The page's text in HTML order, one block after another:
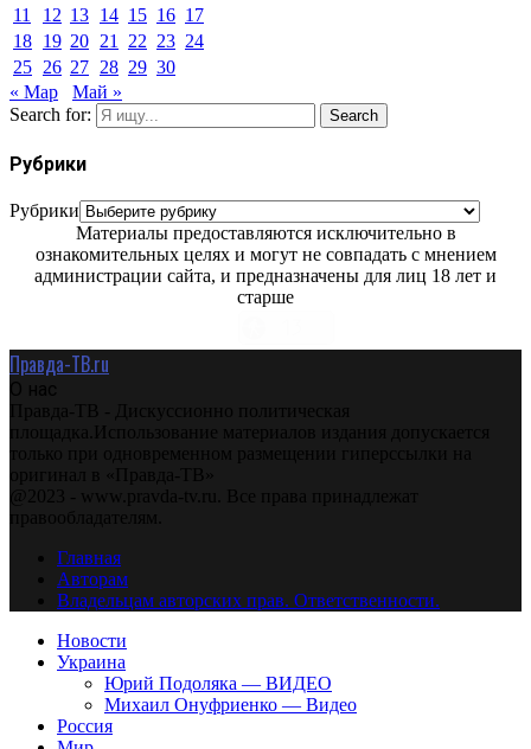
11
12 13 14 15 16 17
18 19 20 21 22 23 24
25 26 27 28 29 30
« Мар
Май »
Search for:
Search
Рубрики
Рубрики
Материалы предоставляются исключительно в
ознакомительных целях и могут не совпадать с мнением
администрации сайта, и предназначены для лиц 18 лет и
старше
Правда-ТВ.ru
О нас
Правда-ТВ - Дискуссионно политическая
площадка.Использование материалов издания допускается
только при одновременном размещении гиперссылки на
оригинал в «Правда-ТВ»
@2023 - www.pravda-tv.ru. Все права принадлежат
правообладателям.
Главная
Авторам
Владельцам авторских прав. Ответственности.
Новости
Украина
Юрий Подоляка — ВИДЕО
Михаил Онуфриенко — Видео
Россия